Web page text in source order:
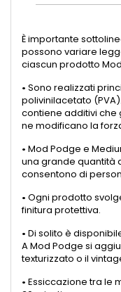
È importante
possono variare
ciascun prodotto
• Sono realizzati
polivinilacetato
contiene additivi che
ne modificano la
• Mod Podge e
una grande quantità
consentono di
• Ogni prodotto
finitura protettiva.
• Di solito è
A Mod Podge si
texturizzato o il
• Essiccazione tra le